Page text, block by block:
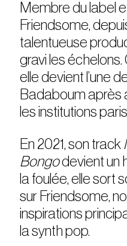
Membre du label
Friendsome,
talentueuse
gravi les
elle devient l’une
Badaboum après
les institutions
En 2021, son track
Bongodevient un
la foulée, elle sort
sur Friendsome,
inspirations
la synth pop.